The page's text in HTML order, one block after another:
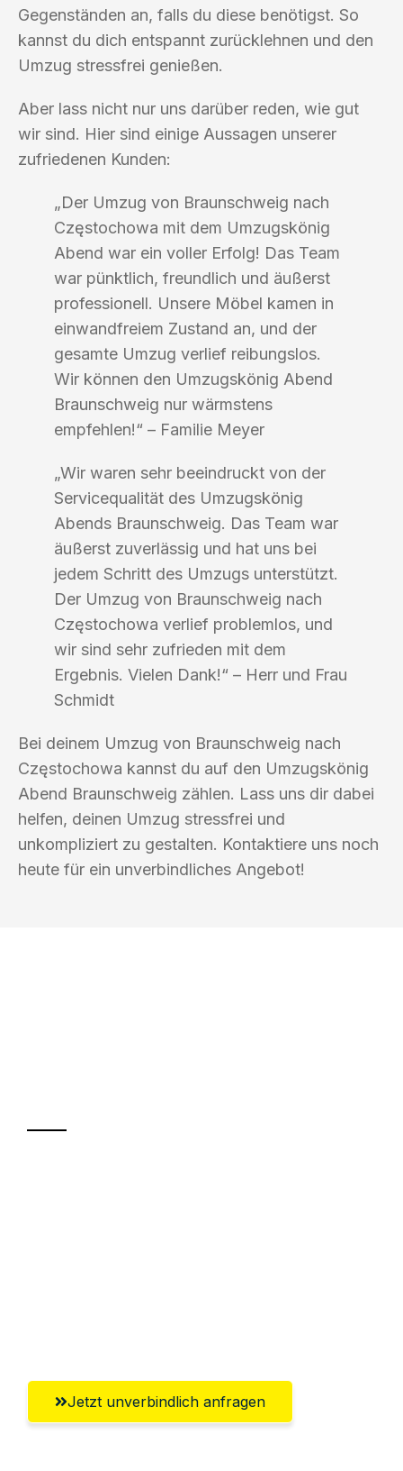
Gegenständen an, falls du diese benötigst. So
kannst du dich entspannt zurücklehnen und den
Umzug stressfrei genießen.
Aber lass nicht nur uns darüber reden, wie gut
wir sind. Hier sind einige Aussagen unserer
zufriedenen Kunden:
„Der Umzug von Braunschweig nach
Częstochowa mit dem Umzugskönig
Abend war ein voller Erfolg! Das Team
war pünktlich, freundlich und äußerst
professionell. Unsere Möbel kamen in
einwandfreiem Zustand an, und der
gesamte Umzug verlief reibungslos.
Wir können den Umzugskönig Abend
Braunschweig nur wärmstens
empfehlen!“ – Familie Meyer
„Wir waren sehr beeindruckt von der
Servicequalität des Umzugskönig
Abends Braunschweig. Das Team war
äußerst zuverlässig und hat uns bei
jedem Schritt des Umzugs unterstützt.
Der Umzug von Braunschweig nach
Częstochowa verlief problemlos, und
wir sind sehr zufrieden mit dem
Ergebnis. Vielen Dank!“ – Herr und Frau
Schmidt
Bei deinem Umzug von Braunschweig nach
Częstochowa kannst du auf den Umzugskönig
Abend Braunschweig zählen. Lass uns dir dabei
helfen, deinen Umzug stressfrei und
unkompliziert zu gestalten. Kontaktiere uns noch
heute für ein unverbindliches Angebot!
Jetzt unverbindlich anfragen